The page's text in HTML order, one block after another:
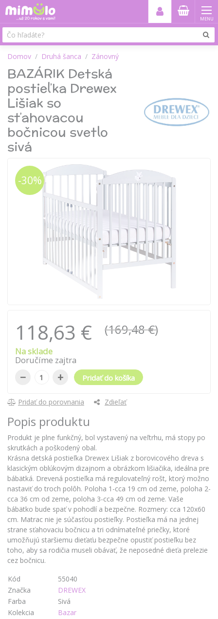
MENU
Domov Druhá šanca Zánovný
BAZÁRIK Detská
postieľka Drewex
Lišiak so
sťahovacou
bočnicou svetlo
sivá
-30%
118,63 € (169,48 €)
Na sklade
Doručíme zajtra
− + Pridať do košíka
Pridať do porovnania Zdieľať
Popis produktu
Produkt je plne funkčný, bol vystavený na veľtrhu, má stopy po
skrutkách a poškodený obal.
Krásna detská postieľka Drewex Lišiak z borovicového dreva s
klasickým oblúkovým dizajnom a obrázkom lišiačika, ideálna pre
bábätká. Drevená postieľka má regulovateľný rošt, ktorý možno
nastaviť do troch polôh. Poloha 1-cca 19 cm od zeme, poloha 2-
cca 36 cm od zeme, poloha 3-cca 49 cm od zeme. Vaše
bábätko bude spať v pohodlí a bezpečne. Rozmery: cca 120x60
cm. Matrac nie je súčasťou postieľky. Postieľka má na jednej
strane sťahovaciu bočnicu a tri odnímateľné priečky, ktoré
umožňujú staršiemu dieťaťu bezpečne opustiť postieľku bez
toho, aby sa rodičia museli obávať, že neposedné dieťa prelezie
cez bočnicu.
Kód
55040
Značka
DREWEX
Farba
Sivá
Kolekcia
Bazar